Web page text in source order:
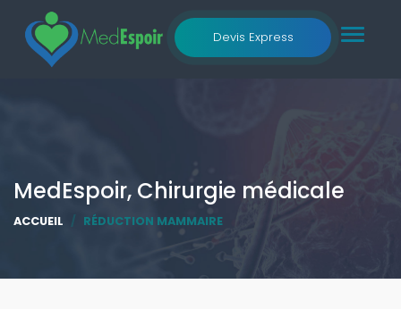
Toggle
Devis Express
MedEspoir, Chirurgie médicale
ACCUEIL RÉDUCTION MAMMAIRE